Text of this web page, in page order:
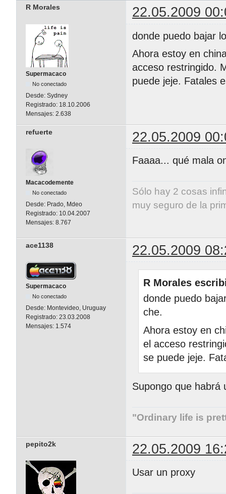
R Morales 22.05.2009
Supermacaco
No conectado
Desde: Sydney
Registrado: 18.10.2006
Mensajes: 2.638
donde puedo bajar
Ahora estoy en
acceso restringido.
puede jeje. Fatales
refuerte 22.05.2009
Macacodemente
No conectado
Desde: Prado, Mdeo
Registrado: 10.04.2007
Mensajes: 8.767
Faaaa... qué mala
Sólo hay 2 cosas
muy seguro de la
ace1138 22.05.2009
Supermacaco
No conectado
Desde: Montevideo, Uruguay
Registrado: 23.03.2008
Mensajes: 1.574
R Morales
donde puedo
che.
Ahora estoy en
el acceso
se puede jeje.
Supongo que habrá
"Ordinary life is
pepito2k 22.05.2009
Usar un proxy